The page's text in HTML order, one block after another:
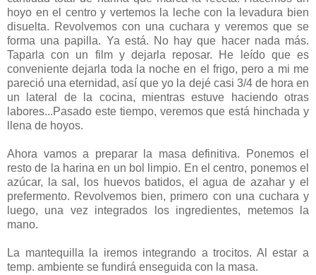
hoyo en el centro y vertemos la leche con la levadura bien
disuelta. Revolvemos con una cuchara y veremos que se
forma una papilla. Ya está. No hay que hacer nada más.
Taparla con un film y dejarla reposar. He leído que es
conveniente dejarla toda la noche en el frigo, pero a mi me
pareció una eternidad, así que yo la dejé casi 3/4 de hora en
un lateral de la cocina, mientras estuve haciendo otras
labores...Pasado este tiempo, veremos que está hinchada y
llena de hoyos.
Ahora vamos a preparar la masa definitiva. Ponemos el
resto de la harina en un bol limpio. En el centro, ponemos el
azúcar, la sal, los huevos batidos, el agua de azahar y el
prefermento. Revolvemos bien, primero con una cuchara y
luego, una vez integrados los ingredientes, metemos la
mano.
La mantequilla la iremos integrando a trocitos. Al estar a
temp. ambiente se fundirá enseguida con la masa.